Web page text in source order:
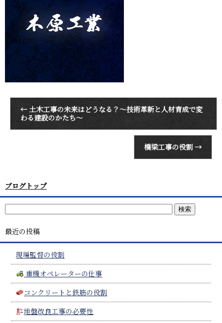
← 土木工事の未来はどうなる？～技術革新と人材育成で変
わる建設のかたち～
橋梁工事の役割 →
ブログトップ
最近の投稿
現場監督の役割
重機オペレーターの仕事
コンクリートと鉄筋の役割
地盤改良工事の必要性